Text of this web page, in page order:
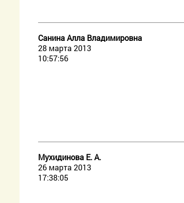
Санина Алла Владимировна
28 марта 2013
10:57:56
Мухидинова Е. А.
26 марта 2013
17:38:05